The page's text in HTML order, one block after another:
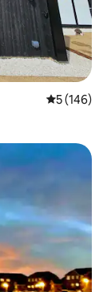
Évaluation
5 (146)